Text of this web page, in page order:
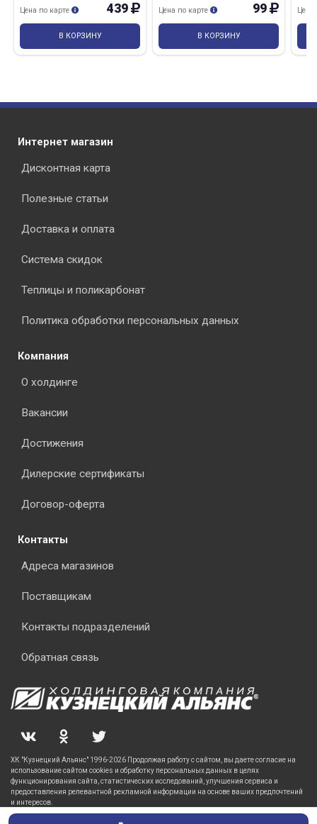
439
Цена по карте
В КОРЗИНУ
99
Цена по карте
В КОРЗИНУ
Цена
Интернет магазин
Дисконтная карта
Полезные статьи
Доставка и оплата
Система скидок
Теплицы и поликарбонат
Политика обработки персональных данных
Компания
О холдинге
Вакансии
Достижения
Дилерские сертификаты
Договор-оферта
Контакты
Адреса магазинов
Поставщикам
Контакты подразделений
Обратная связь
ХК "Кузнецкий Альянс" 1996-2026 Продолжая работу с сайтом, вы даете согласие на
использование сайтом cookies и обработку персональных данных в целях
функционирования сайта, статистических исследований, улучшения сервиса и
предоставления релевантной рекламной информации на основе ваших предпочтений
и интересов.